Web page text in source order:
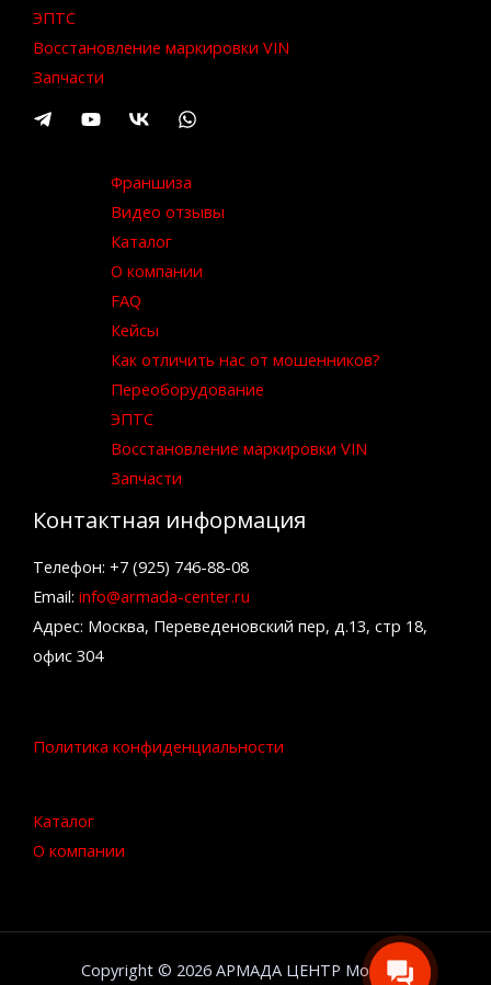
ЭПТС
Восстановление маркировки VIN
Запчасти
Франшиза
Видео отзывы
Каталог
О компании
FAQ
Кейсы
Как отличить нас от мошенников?
Переоборудование
ЭПТС
Восстановление маркировки VIN
Запчасти
Контактная информация
Телефон: +7 (925) 746-88-08
Email: info@armada-center.ru
Адрес: Москва, Переведеновский пер, д.13, стр 18,
офис 304
Политика конфиденциальности
Каталог
О компании
Copyright © 2026 АРМАДА ЦЕНТР Москва